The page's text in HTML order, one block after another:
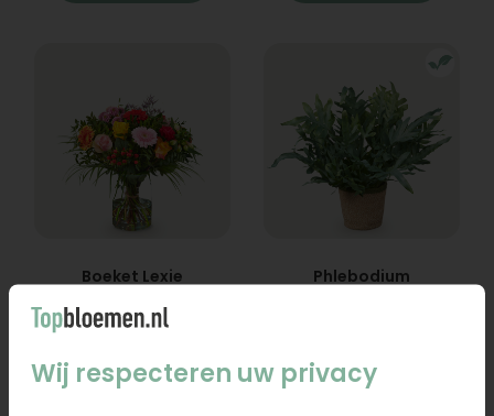
Boeket Lexie
Vanaf
Bestel
Phlebodium
Bestel
Wij respecteren uw privacy